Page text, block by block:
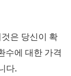
은 당신이 확
수에 대한 가격
다.